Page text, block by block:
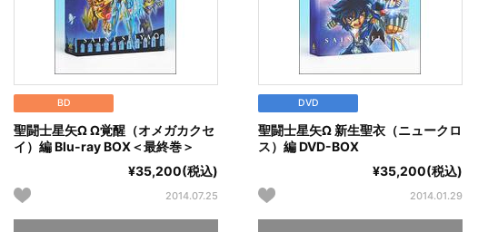
BD
聖闘士星矢Ω Ω覚醒（オメガカクセ
イ）編 Blu-ray BOX＜最終巻＞
¥35,200(税込)
2014.07.25
DVD
聖闘士星矢Ω 新生聖衣（ニュークロ
ス）編 DVD-BOX
¥35,200(税込)
2014.01.29